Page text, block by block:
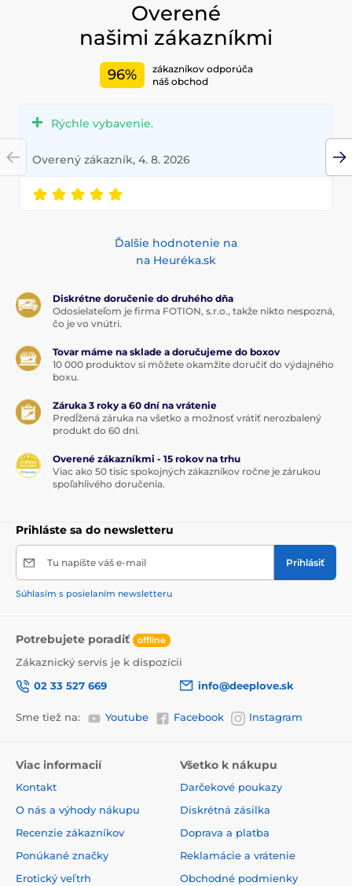
Overené
našimi zákazníkmi
96%
zákazníkov odporúča
náš obchod
Rýchle vybavenie.
Overený zákazník, 4. 8. 2026
Ďalšie hodnotenie na
na Heuréka.sk
Diskrétne doručenie do druhého dňa
Odosielateľom je firma FOTION, s.r.o., takže nikto nespozná,
čo je vo vnútri.
Tovar máme na sklade a doručujeme do boxov
10 000 produktov si môžete okamžite doručiť do výdajného
boxu.
Záruka 3 roky a 60 dní na vrátenie
Predĺžená záruka na všetko a možnosť vrátiť nerozbalený
produkt do 60 dní.
Overené zákazníkmi - 15 rokov na trhu
Viac ako 50 tisíc spokojných zákazníkov ročne je zárukou
spoľahlivého doručenia.
Prihláste sa do newsletteru
Tu napíšte váš e-mail Prihlásiť
Súhlasím s posielaním newsletteru
Potrebujete poradiť offline
Zákaznický servis je k dispozícii
02 33 527 669
info@deeplove.sk
Sme tiež na: Youtube Facebook Instagram
Viac informacií
Kontakt
O nás a výhody nákupu
Recenzie zákazníkov
Ponúkané značky
Erotický veľtrh
Všetko k nákupu
Darčekové poukazy
Diskrétná zásilka
Doprava a platba
Reklamácie a vrátenie
Obchodné podmienky